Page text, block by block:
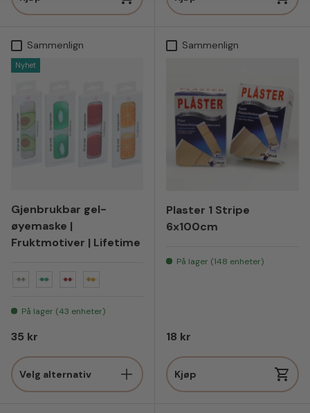
Sammenlign
Nyhet
Gjenbrukbar gel-
øyemaske |
Fruktmotiver | Lifetime
På lager (43 enheter)
Vanlig pris
35 kr
Velg alternativ
Sammenlign
Plaster 1 Stripe
6x100cm
På lager (148 enheter)
Vanlig pris
18 kr
Kjøp